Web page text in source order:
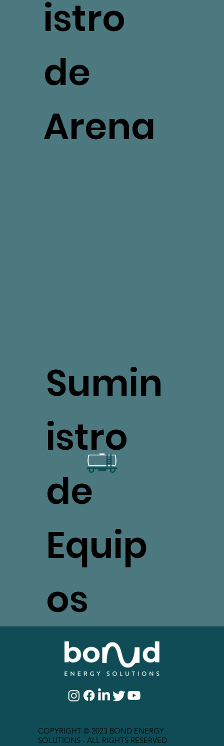
Sumin
istro
de
Equip
os
istro
de
Arena
COPYRIGHT © 2023 BOND ENERGY
SOLUTIONS - ALL RIGHTS RESERVED